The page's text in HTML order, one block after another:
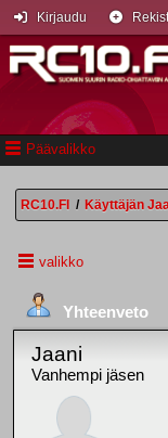
Päävalikko
Kirjaudu
RC10.FI / Käyttäjän
valikko
Yhteenveto
Jaani
Vanhempi jäsen